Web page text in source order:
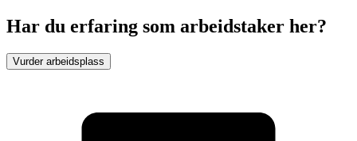
Har du erfaring som arbeidstaker her?
Vurder arbeidsplass